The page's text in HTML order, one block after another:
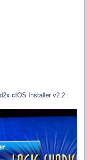
cIOS Installer v2.2 :